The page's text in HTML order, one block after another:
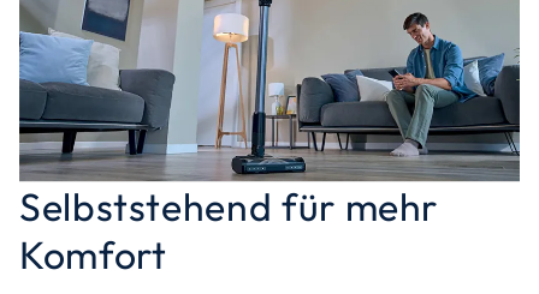
Selbststehend für mehr
Komfort